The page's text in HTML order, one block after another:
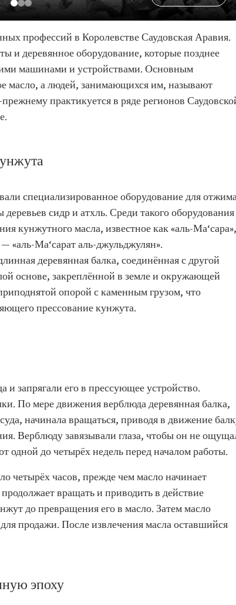
профессий в Королевстве Саудовская Аравия.
и деревянное оборудование, которые позднее
машинами и устройствами. Основным
масло, а людей, занимающихся им, называют
практикуется в ряде регионов
специализированное оборудование для
сидр и атхль. Среди такого оборудования
кунжутного масла, известное как «аль-Ма‘сара»,
«аль-Ма‘сарат аль-джульджулян».
деревянная балка, соединённая с другой
основе, закреплённой в земле и окружающей
опорой с каменным грузом, что
прессование кунжута.
запрягали его в прессующее устройство.
По мере движения верблюда деревянная балка,
начинала вращаться, приводя в движение
Верблюду завязывали глаза, чтобы он не
одной до четырёх недель перед началом работы.
четырёх часов, прежде чем масло начинает
вращать и приводить в действие
до превращения его в масло. Затем масло
продажи. После извлечения масла оставшийся
эпоху